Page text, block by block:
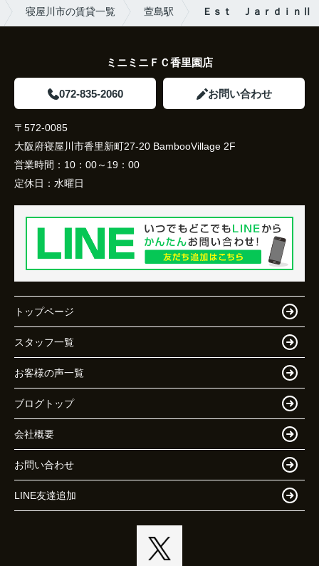
寝屋川市の賃貸一覧 萱島駅 Ｅｓｔ ＪａｒｄｉｎⅡ
ミニミニＦＣ香里園店
072-835-2060 お問い合わせ
〒572-0085
大阪府寝屋川市香里新町27-20 BambooVillage 2F
営業時間： 10：00～19：00
定休日： 水曜日
トップページ
スタッフ一覧
お客様の声一覧
ブログトップ
会社概要
お問い合わせ
LINE友達追加